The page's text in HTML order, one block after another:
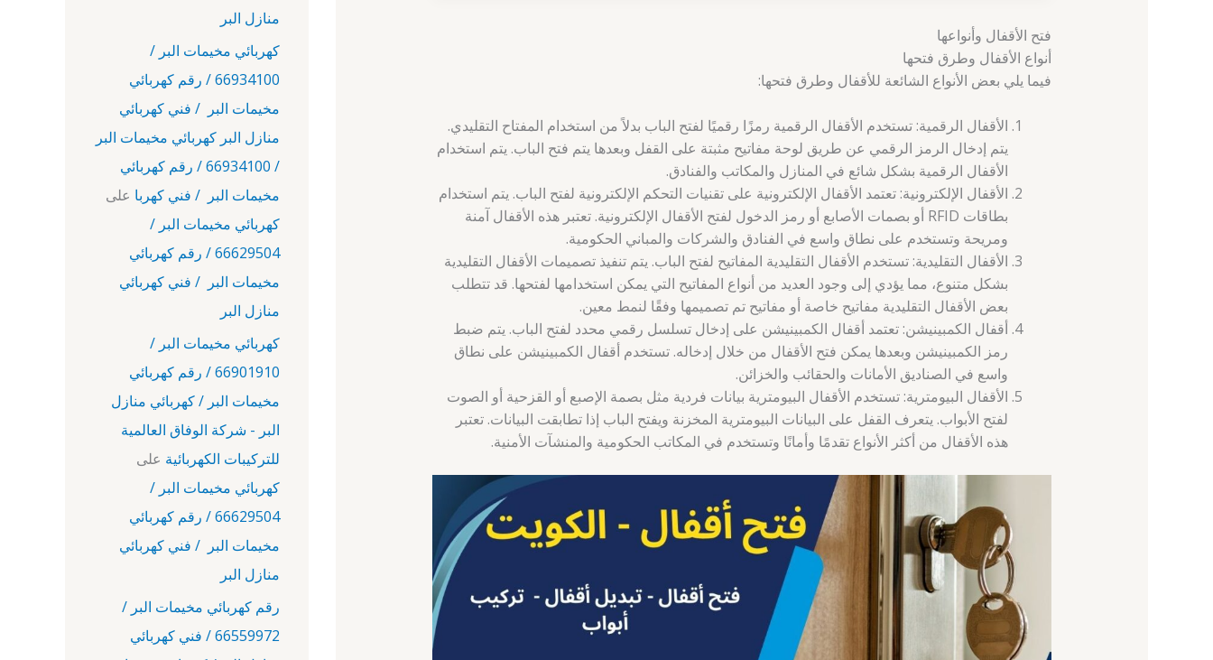
فتح الأقفال وأنواعها
أنواع الأقفال وطرق فتحها
فيما يلي بعض الأنواع الشائعة للأقفال وطرق فتحها:
الأقفال الرقمية: تستخدم الأقفال الرقمية رمزًا رقميًا لفتح الباب بدلاً من استخدام المفتاح التقليدي.
يتم إدخال الرمز الرقمي عن طريق لوحة مفاتيح مثبتة على القفل وبعدها يتم فتح الباب. يتم استخدام
الأقفال الرقمية بشكل شائع في المنازل والمكاتب والفنادق.
الأقفال الإلكترونية: تعتمد الأقفال الإلكترونية على تقنيات التحكم الإلكترونية لفتح الباب. يتم استخدام
بطاقات RFID أو بصمات الأصابع أو رمز الدخول لفتح الأقفال الإلكترونية. تعتبر هذه الأقفال آمنة
ومريحة وتستخدم على نطاق واسع في الفنادق والشركات والمباني الحكومية.
الأقفال التقليدية: تستخدم الأقفال التقليدية المفاتيح لفتح الباب. يتم تنفيذ تصميمات الأقفال التقليدية
بشكل متنوع، مما يؤدي إلى وجود العديد من أنواع المفاتيح التي يمكن استخدامها لفتحها. قد تتطلب
بعض الأقفال التقليدية مفاتيح خاصة أو مفاتيح تم تصميمها وفقًا لنمط معين.
أقفال الكمبينيشن: تعتمد أقفال الكمبينيشن على إدخال تسلسل رقمي محدد لفتح الباب. يتم ضبط
رمز الكمبينيشن وبعدها يمكن فتح الأقفال من خلال إدخاله. تستخدم أقفال الكمبينيشن على نطاق
واسع في الصناديق الأمانات والحقائب والخزائن.
الأقفال البيومترية: تستخدم الأقفال البيومترية بيانات فردية مثل بصمة الإصبع أو القزحية أو الصوت
لفتح الأبواب. يتعرف القفل على البيانات البيومترية المخزنة ويفتح الباب إذا تطابقت البيانات. تعتبر
هذه الأقفال من أكثر الأنواع تقدمًا وأمانًا وتستخدم في المكاتب الحكومية والمنشآت الأمنية.
منازل البر
كهربائي مخيمات البر /
66934100 / رقم كهربائي
مخيمات البر / فني كهربائي
منازل البر كهربائي مخيمات البر
/ 66934100 / رقم كهربائي
مخيمات البر / فني كهربا على
كهربائي مخيمات البر /
66629504 / رقم كهربائي
مخيمات البر / فني كهربائي
منازل البر
كهربائي مخيمات البر /
66901910 / رقم كهربائي
مخيمات البر / كهربائي منازل
البر - شركة الوفاق العالمية
للتركيبات الكهربائية على
كهربائي مخيمات البر /
66629504 / رقم كهربائي
مخيمات البر / فني كهربائي
منازل البر
رقم كهربائي مخيمات البر /
66559972 / فني كهربائي